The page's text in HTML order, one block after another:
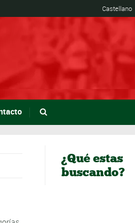
Castellano
¿Qué estas
buscando?